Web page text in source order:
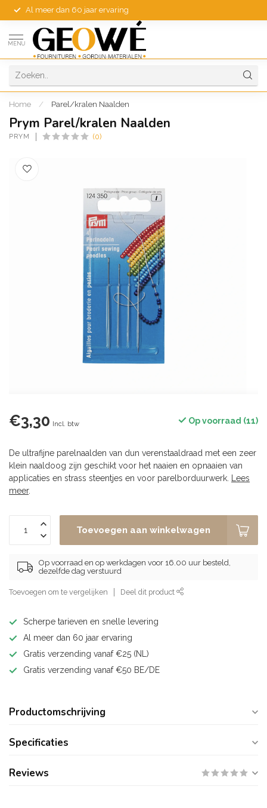
Al meer dan 60 jaar ervaring
MENU
Home / Parel/kralen Naalden
Prym Parel/kralen Naalden
PRYM (0)
€3,30 Incl. btw Op voorraad (11)
De ultrafijne parelnaalden van dun verenstaaldraad met een zeer
klein naaldoog zijn geschikt voor het naaien en opnaaien van
applicaties en strass steentjes en voor parelborduurwerk.
Lees
meer.
Toevoegen aan winkelwagen
Op voorraad en op werkdagen voor 16.00 uur besteld,
dezelfde dag verstuurd
Toevoegen om te vergelijken Deel dit product
Scherpe tarieven en snelle levering
Al meer dan 60 jaar ervaring
Gratis verzending vanaf €25 (NL)
Gratis verzending vanaf €50 BE/DE
Productomschrijving
Specificaties
Reviews